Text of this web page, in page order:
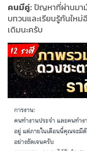
คนมีคู่: ปัญหาที่ผ่านมา
บทวนและเรียนรู้กันให
เดิมนะครับ